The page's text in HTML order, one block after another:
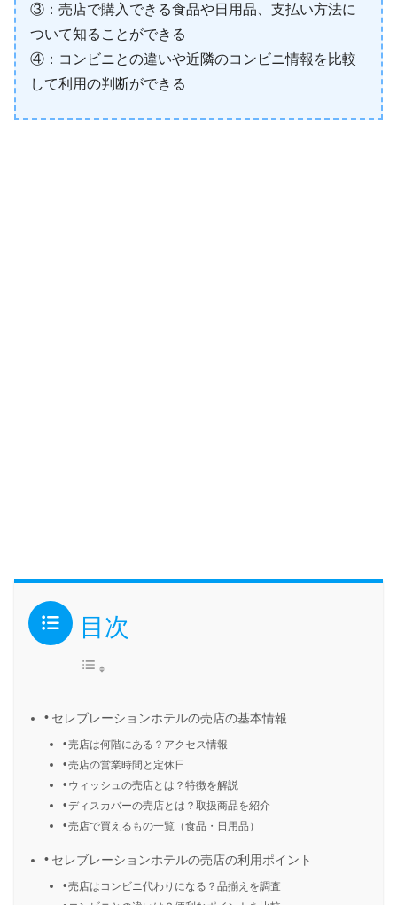
③：売店で購入できる食品や日用品、支払い方法に
ついて知ることができる
④：コンビニとの違いや近隣のコンビニ情報を比較
して利用の判断ができる
目次
セレブレーションホテルの売店の基本情報
売店は何階にある？アクセス情報
売店の営業時間と定休日
ウィッシュの売店とは？特徴を解説
ディスカバーの売店とは？取扱商品を紹介
売店で買えるもの一覧（食品・日用品）
セレブレーションホテルの売店の利用ポイント
売店はコンビニ代わりになる？品揃えを調査